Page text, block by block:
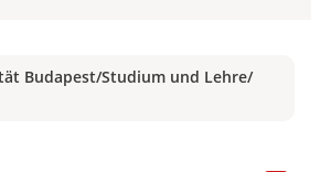
Budapest/Studium und Lehre/